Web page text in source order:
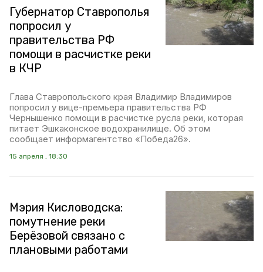
Губернатор Ставрополья
попросил у
правительства РФ
помощи в расчистке реки
в КЧР
Глава Ставропольского края Владимир Владимиров
попросил у вице-премьера правительства РФ
Чернышенко помощи в расчистке русла реки, которая
питает Эшкаконское водохранилище. Об этом
сообщает информагентство «Победа26».
15 апреля , 18:30
Мэрия Кисловодска:
помутнение реки
Берёзовой связано с
плановыми работами